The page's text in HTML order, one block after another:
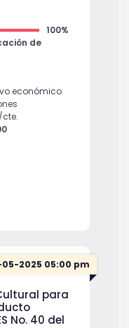
100%
de
económico
2025 05:00 pm
para
No. 40 del